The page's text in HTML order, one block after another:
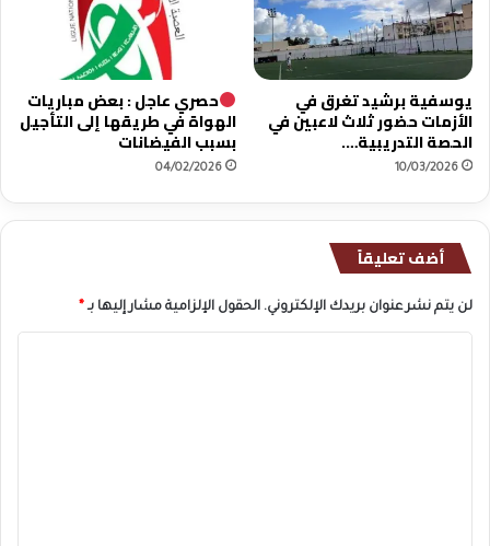
ل
م
ع
ب
ز
و
يوسفية برشيد تغرق في
الأزمات حضور ثلاث لاعبين في
الحصة التدريبية….
10/03/2026
حصري عاجل : بعض مباريات
الهواة في طريقها إلى التأجيل
بسبب الفيضانات
04/02/2026
أضف تعليقاً
لن يتم نشر عنوان بريدك الإلكتروني. الحقول الإلزامية مشار إليها بـ*